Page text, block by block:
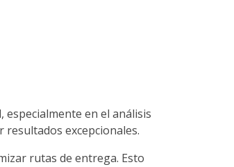
en el análisis
excepcionales.
rutas de entrega. Esto